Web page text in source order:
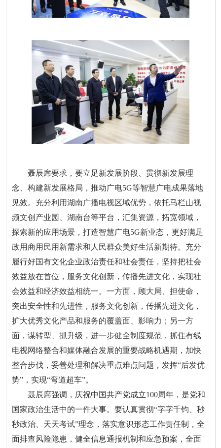
聂辰席要求，要立足新发展阶段、贯彻新发展理
念、构建新发展格局，推动广电5G等智慧广电成果落地
见效。充分利用湖南广播电视区域优势，依托马栏山视
频文创产业园、湖南台等平台，汇集资源，拓宽领域，
探索新的应用场景，打造智慧广电5G新业态，更好满足
政用商用民用新需求和人民群众美好生活新期待。充分
履行好国有文化企业政治责任和社会责任，坚持把社会
效益放在首位，服务文化创新，传播先进文化，实现社
会效益和经济效益相统一。一方面，顾大局、担使命，
突出安全性和先进性，服务文化创新，传播先进文化，
扩大优秀文化产品和服务的覆盖面、影响力；另一方
面，谋转型、抓升级，进一步健全制度规范，抓住有线
电视网络整合和媒体融合发展的重要战略机遇期，加快
整合步伐，妥善处理和解决重点难点问题，发挥“后发优
势”，实现“弯道超车”。
聂辰席强调，庆祝中国共产党成立100周年，是党和
国家政治生活中的一件大事。要认真贯彻“字字千钧、秒
秒政治、天天考试”理念，落实意识形态工作责任制，全
面排查风险隐患，健全信息通报机制和应急预案，全面